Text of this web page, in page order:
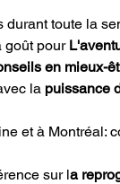
toute la
goût pour
en mieux-
la puissance
et à Montréal:
sur la